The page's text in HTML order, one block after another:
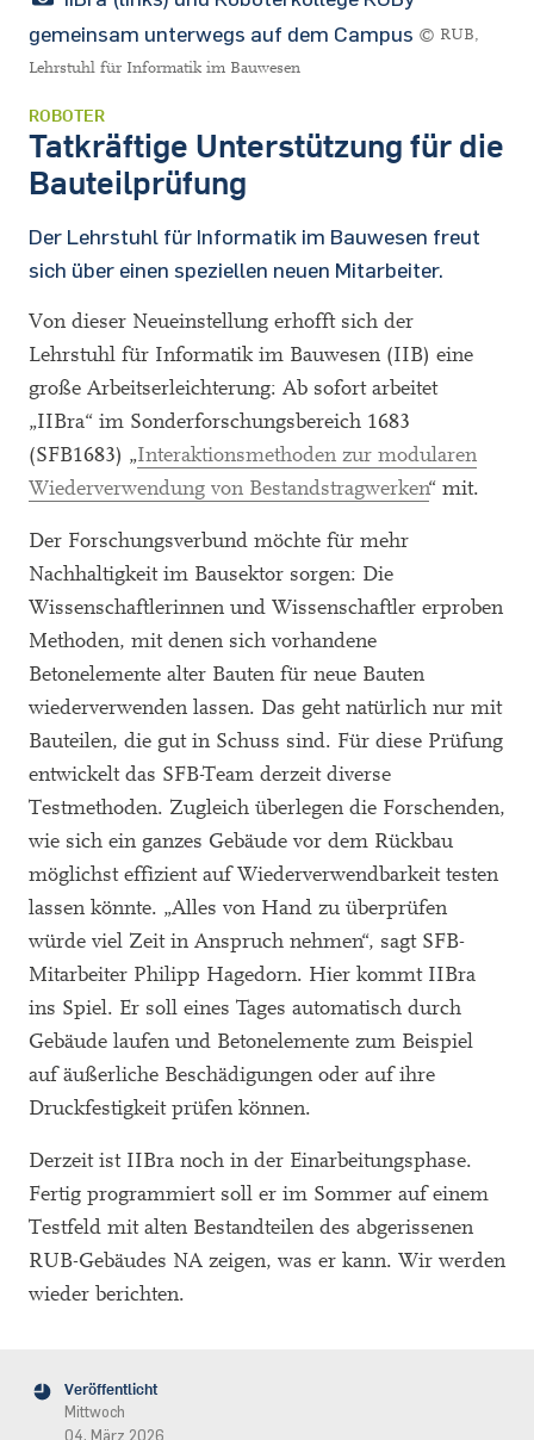
gemeinsam unterwegs auf dem Campus © RUB,
Lehrstuhl für Informatik im Bauwesen
ROBOTER
Tatkräftige Unterstützung für die
Bauteilprüfung
Der Lehrstuhl für Informatik im Bauwesen freut
sich über einen speziellen neuen Mitarbeiter.
Von dieser Neueinstellung erhofft sich der
Lehrstuhl für Informatik im Bauwesen (IIB) eine
große Arbeitserleichterung: Ab sofort arbeitet
„IIBra“ im Sonderforschungsbereich 1683
(SFB1683) „Interaktionsmethoden zur modularen
Wiederverwendung von Bestandstragwerken“ mit.
Der Forschungsverbund möchte für mehr
Nachhaltigkeit im Bausektor sorgen: Die
Wissenschaftlerinnen und Wissenschaftler erproben
Methoden, mit denen sich vorhandene
Betonelemente alter Bauten für neue Bauten
wiederverwenden lassen. Das geht natürlich nur mit
Bauteilen, die gut in Schuss sind. Für diese Prüfung
entwickelt das SFB-Team derzeit diverse
Testmethoden. Zugleich überlegen die Forschenden,
wie sich ein ganzes Gebäude vor dem Rückbau
möglichst effizient auf Wiederverwendbarkeit testen
lassen könnte. „Alles von Hand zu überprüfen
würde viel Zeit in Anspruch nehmen“, sagt SFB-
Mitarbeiter Philipp Hagedorn. Hier kommt IIBra
ins Spiel. Er soll eines Tages automatisch durch
Gebäude laufen und Betonelemente zum Beispiel
auf äußerliche Beschädigungen oder auf ihre
Druckfestigkeit prüfen können.
Derzeit ist IIBra noch in der Einarbeitungsphase.
Fertig programmiert soll er im Sommer auf einem
Testfeld mit alten Bestandteilen des abgerissenen
RUB-Gebäudes NA zeigen, was er kann. Wir werden
wieder berichten.
Veröffentlicht
Mittwoch
04. März 2026